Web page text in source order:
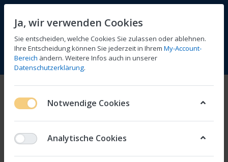
Menü Anmelden Vergleichen Wunschliste
Ja, wir verwenden Cookies
Sie entscheiden, welche Cookies Sie zulassen oder ablehnen.
Ihre Entscheidung können Sie jederzeit in Ihrem My-Account-
Bereich ändern. Weitere Infos auch in unserer
Datenschutzerklärung.
Notwendige Cookies
Analytische Cookies